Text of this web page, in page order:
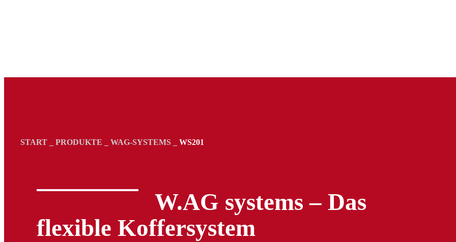
START PRODUKTE WAG-SYSTEMS WS201
W.AG systems – Das
flexible Koffersystem